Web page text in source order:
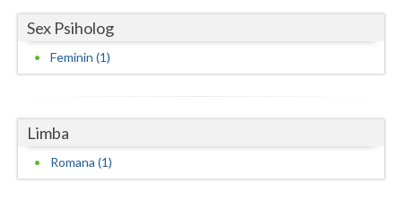
Suceava
Teleorman
Tulcea
Valcea
Sex Psiholog
Feminin (1)
Limba
Romana (1)